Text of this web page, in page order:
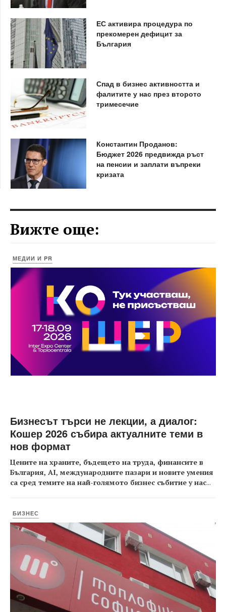
ЕС активира процедура по
прекомерен дефицит за
България
Спад в бизнес активността и
фалитите у нас през второто
тримесечие
Константин Проданов:
Бюджет 2026 предвижда ръст
на пенсии и заплати въпреки
кризата
Вижте още:
МЕДИИ И PR
Бизнесът търси не лекции, а диалог:
Кошер 2026 събира актуалните теми в
нов формат
Цените на храните, бъдещето на труда, финансите в
България, AI, международните пазари и новите умения
са сред темите на най-голямото бизнес събитие у нас...
БИЗНЕС